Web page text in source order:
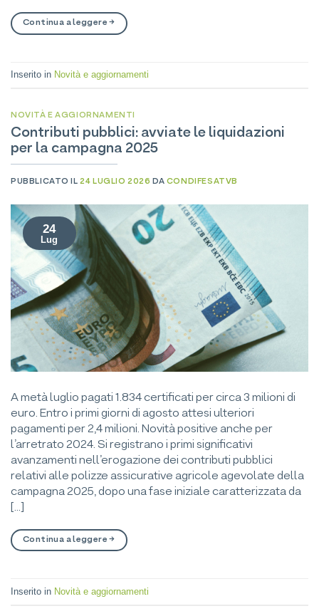
Continua a leggere→
Inserito in Novità e aggiornamenti
NOVITÀ E AGGIORNAMENTI
Contributi pubblici: avviate le liquidazioni
per la campagna 2025
PUBBLICATO IL24 LUGLIO 2026 DACONDIFESATVB
24
Lug
A metà luglio pagati 1.834 certificati per circa 3 milioni di
euro. Entro i primi giorni di agosto attesi ulteriori
pagamenti per 2,4 milioni. Novità positive anche per
l’arretrato 2024. Si registrano i primi significativi
avanzamenti nell’erogazione dei contributi pubblici
relativi alle polizze assicurative agricole agevolate della
campagna 2025, dopo una fase iniziale caratterizzata da
[…]
Continua a leggere→
Inserito in Novità e aggiornamenti